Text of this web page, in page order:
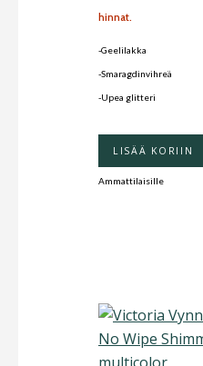
hinnat.
-Geelilakka
-Smaragdinvihreä
-Upea glitteri
LISÄÄ KORIIN
Ammattilaisille